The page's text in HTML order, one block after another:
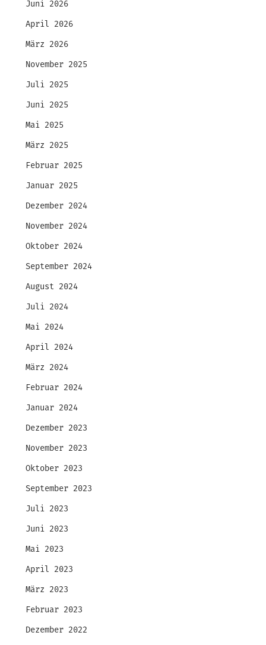
Juni 2026
April 2026
März 2026
November 2025
Juli 2025
Juni 2025
Mai 2025
März 2025
Februar 2025
Januar 2025
Dezember 2024
November 2024
Oktober 2024
September 2024
August 2024
Juli 2024
Mai 2024
April 2024
März 2024
Februar 2024
Januar 2024
Dezember 2023
November 2023
Oktober 2023
September 2023
Juli 2023
Juni 2023
Mai 2023
April 2023
März 2023
Februar 2023
Dezember 2022